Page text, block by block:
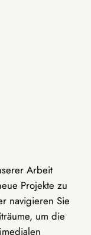
Arbeit
Projekte zu
navigieren Sie
um die